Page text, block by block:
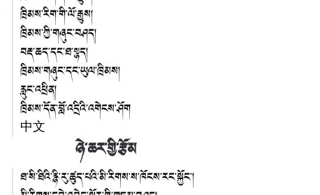
ཁྲིམས་རིག་གི་ལོ་རྒྱུས།
ཁྲིམས་ཀྱི་གཞུང་བཤད།
བརྡ་ཆད་དང་ཐ་སྙད།
ཁྲིམས་གཞུང་དང་ཡུལ་ཁྲིམས།
རླུང་འཕྲིན།
ཁྲིམས་དོན་བློ་འདྲིའི་འགེངས་ཤོག
中文
ཉེ་ཆར་གྱི་རྩོམ
ཐ་སི་ཐིའི་རྙི་རུ་ཚུད་པའི་མི་རིགས་ས་ཁོངས་རང་སྐྱོང་།